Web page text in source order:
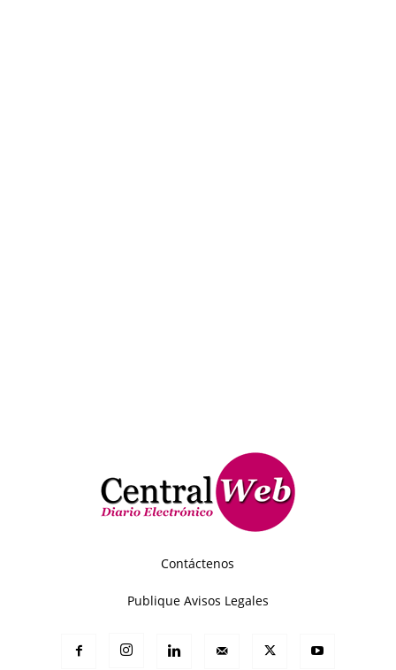
Contáctenos
Publique Avisos Legales